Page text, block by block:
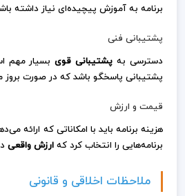
برنامه به آموزش پیچیده‌ای نیاز داشته
پشتیبانی فنی
دسترسی به پشتیبانی قویبسیار مهم
پشتیبانی پاسخگو باشد که در صورت بروز
قیمت و ارزش
هزینه برنامه باید با امکاناتی که ارائه
برنامه‌هایی را انتخاب کرد که ارزش واقعی
ملاحظات اخلاقی و قانونی